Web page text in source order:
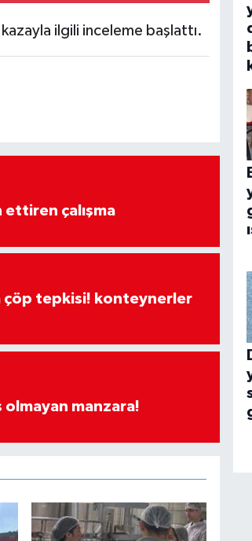
ilgili inceleme başlattı.
ettiren çalışma
çöp tepkisi! konteynerler
manzara!